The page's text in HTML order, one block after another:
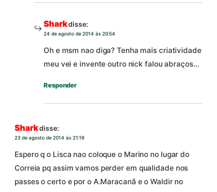
Sharkdisse:
24 de agosto de 2014 às 20:54
Oh e msm nao diga? Tenha mais criatividade
meu vei e invente outro nick falou abraços…
Responder
Sharkdisse:
23 de agosto de 2014 às 21:19
Espero q o Lisca nao coloque o Marino no lugar do
Correia pq assim vamos perder em qualidade nos
passes o certo e por o A.Maracanã e o Waldir no